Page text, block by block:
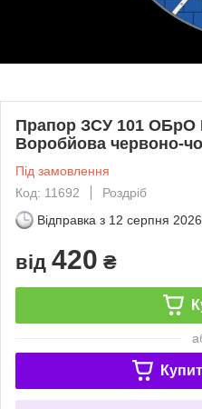
Прапор ЗСУ 101 ОБрО
Воробйова червоно-
Під замовлення
Код: 11692
Роздріб
Відправка з 12 серпня 2026
від 420 ₴